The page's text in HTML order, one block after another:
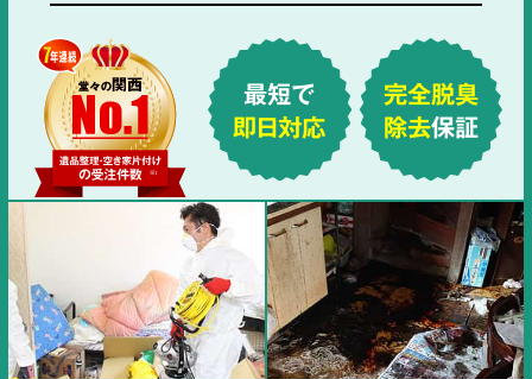
最短で
即日対応
完全脱臭
除去保証